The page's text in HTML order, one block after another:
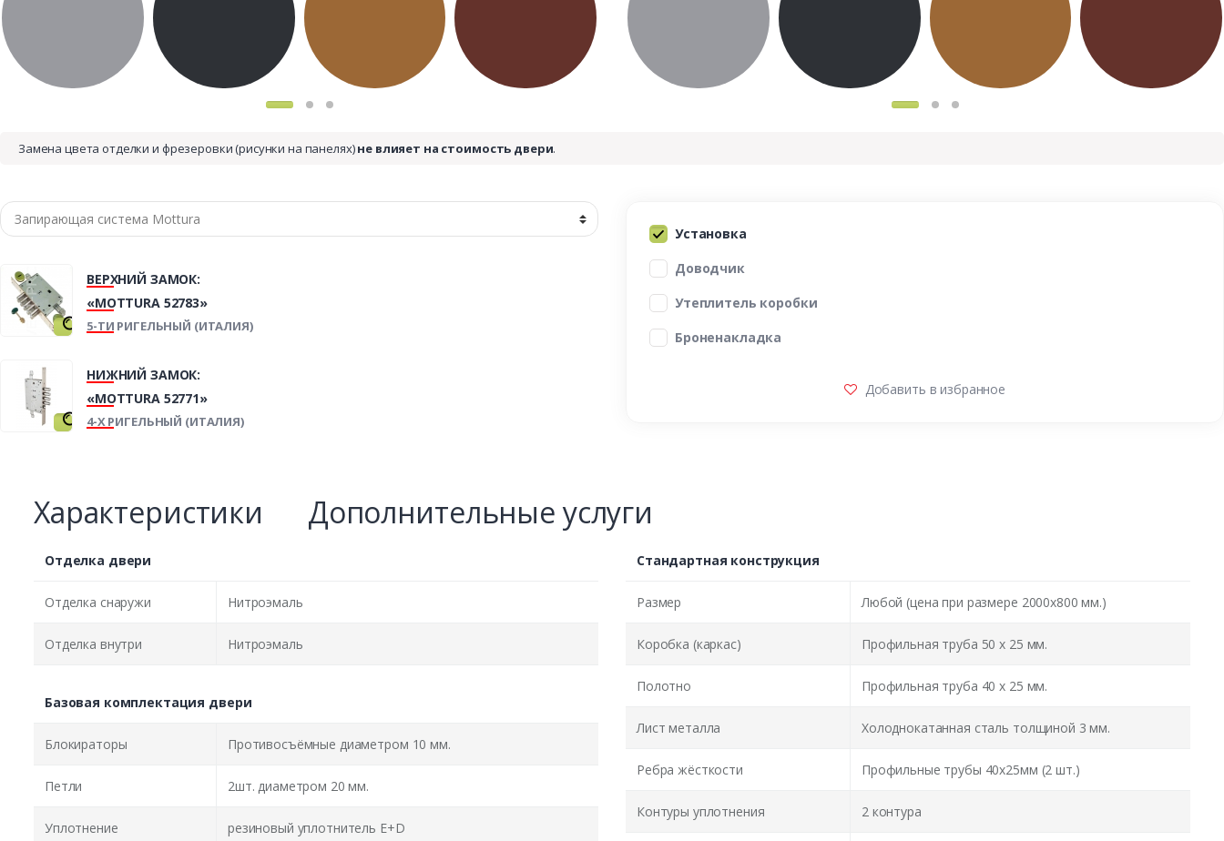
Замена цвета отделки и фрезеровки (рисунки на панелях)не влияет на стоимость двери.
ВЕРХНИЙ ЗАМОК:
«MOTTURA 52783»
5-ТИ РИГЕЛЬНЫЙ (ИТАЛИЯ)
НИЖНИЙ ЗАМОК:
«MOTTURA 52771»
4-Х РИГЕЛЬНЫЙ (ИТАЛИЯ)
Установка
Доводчик
Утеплитель коробки
Броненакладка
Добавить в избранное
Характеристики Дополнительные услуги
Отделка двери
Отделка снаружи Нитроэмаль
Отделка внутри Нитроэмаль
Базовая комплектация двери
Блокираторы Противосъёмные диаметром 10 мм.
Петли 2шт. диаметром 20 мм.
Уплотнение резиновый уплотнитель E+D
Стандартная конструкция
Размер Любой (цена при размере 2000x800 мм.)
Коробка (каркас) Профильная труба 50 х 25 мм.
Полотно Профильная труба 40 х 25 мм.
Лист металла Холоднокатанная сталь толщиной 3 мм.
Ребра жёсткости Профильные трубы 40х25мм (2 шт.)
Контуры уплотнения 2 контура